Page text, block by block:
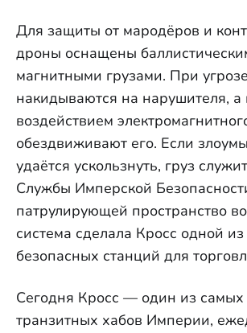
Для защиты от мародёров и
дроны оснащены
магнитными грузами. При
накидываются на нарушителя, а
воздействием
обездвиживают его. Если
удаётся ускользнуть, груз
Службы Имперской
патрулирующей пространство
система сделала Кросс одной
безопасных станций для
Сегодня Кросс — один из
транзитных хабов Империи,